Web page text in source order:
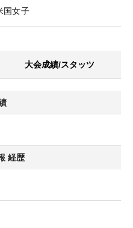
国女子
大会成績/スタッツ
経歴